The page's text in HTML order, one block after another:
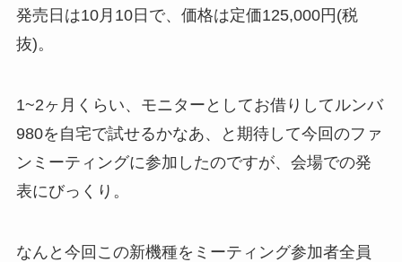
発売日は10月10日で、価格は定価125,000円(税
抜)。
1~2ヶ月くらい、モニターとしてお借りしてルンバ
980を自宅で試せるかなあ、と期待して今回のファ
ンミーティングに参加したのですが、会場での発
表にびっくり。
なんと今回この新機種をミーティング参加者全員